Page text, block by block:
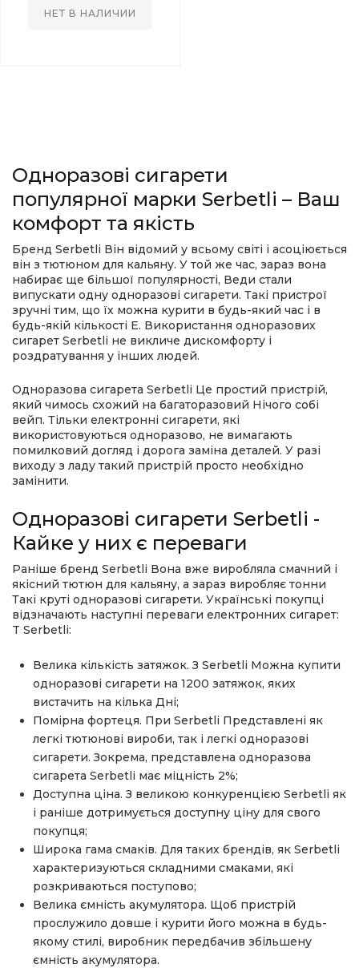
НЕТ В НАЛИЧИИ
Одноразові сигарети
популярної марки Serbetli – Ваш
комфорт та якість
Бренд Serbetli Він відомий у всьому світі і асоціюється
він з тютюном для кальяну. У той же час, зараз вона
набирає ще більшої популярності, Веди стали
випускати одну одноразові сигарети. Такі пристрої
зручні тим, що їх можна курити в будь-який час і в
будь-якій кількості E. Використання одноразових
сигарет Serbetli не викличе дискомфорту і
роздратування у інших людей.
Одноразова сигарета Serbetli Це простий пристрій,
який чимось схожий на багаторазовий Нічого собі
вейп. Тільки електронні сигарети, які
використовуються одноразово, не вимагають
помилковий догляд і дорога заміна деталей. У разі
виходу з ладу такий пристрій просто необхідно
замінити.
Одноразові сигарети Serbetli -
Кайке у них є переваги
Раніше бренд Serbetli Вона вже виробляла смачний і
якісний тютюн для кальяну, а зараз виробляє тонни
Такі круті одноразові сигарети. Українські покупці
відзначають наступні переваги електронних сигарет:
T Serbetli:
Велика кількість затяжок. З Serbetli Можна купити
одноразові сигарети на 1200 затяжок, яких
вистачить на кілька Дні;
Помірна фортеця. При Serbetli Представлені як
легкі тютюнові вироби, так і легкі одноразові
сигарети. Зокрема, представлена одноразова
сигарета Serbetli має міцність 2%;
Доступна ціна. З великою конкуренцією Serbetli як
і раніше дотримується доступну ціну для свого
покупця;
Широка гама смаків. Для таких брендів, як Serbetli
характеризуються складними смаками, які
розкриваються поступово;
Велика ємність акумулятора. Щоб пристрій
прослужило довше і курити його можна в будь-
якому стилі, виробник передбачив збільшену
ємність акумулятора.